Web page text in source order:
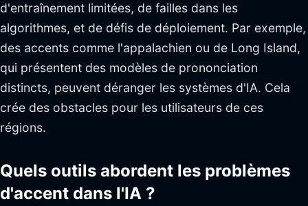
d'entraînement limitées, de failles dans les
algorithmes, et de défis de déploiement. Par exemple,
des accents comme l'appalachien ou de Long Island,
qui présentent des modèles de prononciation
distincts, peuvent déranger les systèmes d'IA. Cela
crée des obstacles pour les utilisateurs de ces
régions.
Quels outils abordent les problèmes
d'accent dans l'IA ?